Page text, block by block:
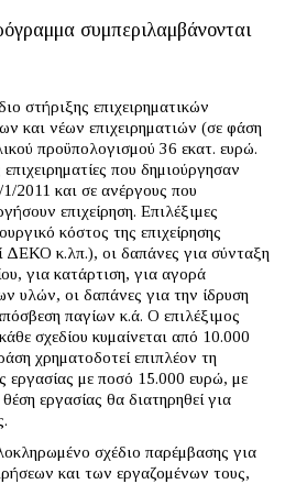
συμπεριλαμβάνονται
στήριξης επιχειρηματικών
και νέων επιχειρηματιών (σε φάση
προϋπολογισμού 36 εκατ. ευρώ.
που δημιούργησαν
1/2011 και σε ανέργους που
επιχείρηση. Επιλέξιμες
κόστος της επιχείρησης
ΔΕΚΟ κ.λπ.), οι δαπάνες για σύνταξη
για κατάρτιση, για αγορά
υλών, οι δαπάνες για την ίδρυση
παγίων κ.ά. Ο επιλέξιμος
σχεδίου κυμαίνεται από 10.000
χρηματοδοτεί επιπλέον τη
εργασίας με ποσό 15.000 ευρώ, με
εργασίας θα διατηρηθεί για
σχέδιο παρέμβασης για
και των εργαζομένων τους,